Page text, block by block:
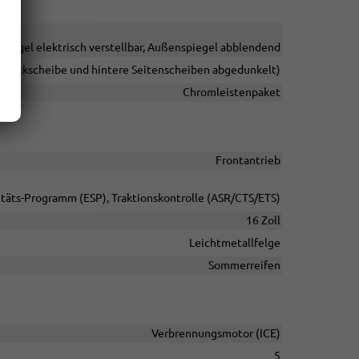
elektrisch verstellbar, Außenspiegel abblendend
und hintere Seitenscheiben abgedunkelt)
Chromleistenpaket
Frontantrieb
Programm (ESP), Traktionskontrolle (ASR/CTS/ETS)
16 Zoll
Leichtmetallfelge
Sommerreifen
Verbrennungsmotor (ICE)
5